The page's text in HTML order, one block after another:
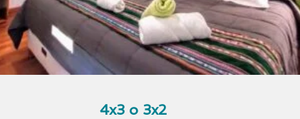
4x3 o 3x2